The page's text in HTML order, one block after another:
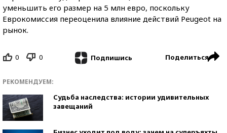
уменьшить его размер на 5 млн евро, поскольку
Еврокомиссия переоценила влияние действий Peugeot на
рынок.
0 0 Подпишись Поделиться
РЕКОМЕНДУЕМ:
Судьба наследства: истории удивительных
завещаний